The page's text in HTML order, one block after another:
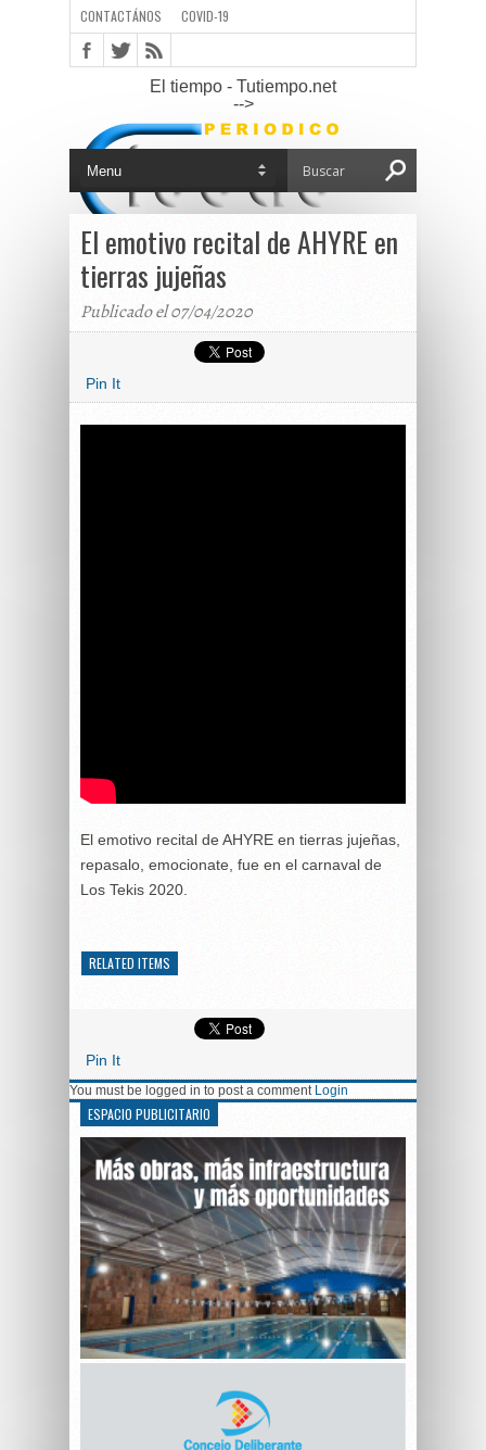
CONTACTÁNOS COVID-19
El tiempo - Tutiempo.net
-->
El emotivo recital de AHYRE en
tierras jujeñas
Publicado el 07/04/2020
Pin It
El emotivo recital de AHYRE en tierras jujeñas,
repasalo, emocionate, fue en el carnaval de
Los Tekis 2020.
RELATED ITEMS
Pin It
You must be logged in to post a comment Login
ESPACIO PUBLICITARIO